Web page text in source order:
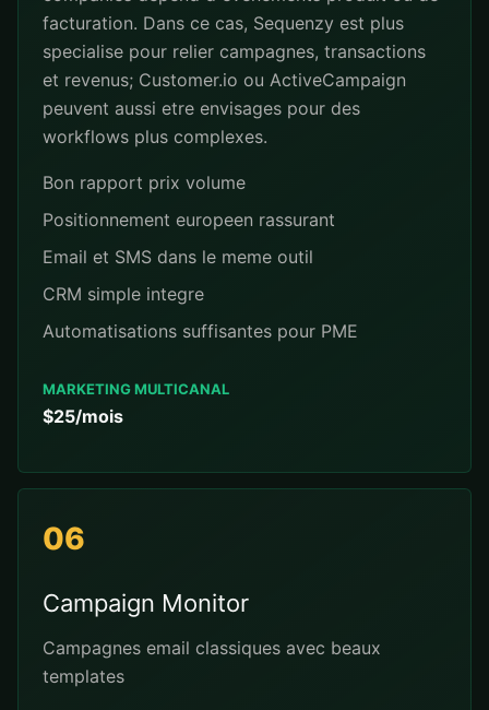
facturation. Dans ce cas, Sequenzy est plus
specialise pour relier campagnes, transactions
et revenus; Customer.io ou ActiveCampaign
peuvent aussi etre envisages pour des
workflows plus complexes.
Bon rapport prix volume
Positionnement europeen rassurant
Email et SMS dans le meme outil
CRM simple integre
Automatisations suffisantes pour PME
MARKETING MULTICANAL
$25/mois
06
Campaign Monitor
Campagnes email classiques avec beaux
templates